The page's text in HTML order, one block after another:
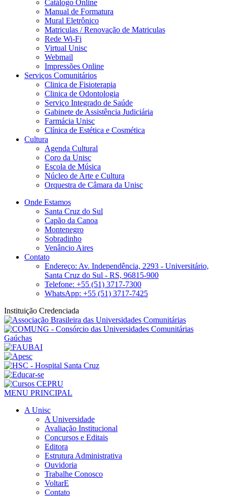
Catálogo Online
Manual de Formatura
Mural Eletrônico
Matriculas / Renovação de Matriculas
Rede Wi-Fi
Virtual Unisc
Webmail
Impressões Online
Serviços Comunitários
Clinica de Fisioterapia
Clinica de Odontologia
Serviço Integrado de Saúde
Gabinete de Assistência Judiciária
Farmácia Unisc
Clínica de Estética e Cosmética
Cultura
Agenda Cultural
Coro da Unisc
Escola de Música
Núcleo de Arte e Cultura
Orquestra de Câmara da Unisc
Onde Estamos
Santa Cruz do Sul
Capão da Canoa
Montenegro
Sobradinho
Venâncio Aires
Contato
Endereço: Av. Independência, 2293 - Universitário,
Santa Cruz do Sul - RS, 96815-900
Telefone: +55 (51) 3717-7300
WhatsApp: +55 (51) 3717-7425
Instituição Credenciada
MENU PRINCIPAL
A Unisc
A Universidade
Avaliação Institucional
Concursos e Editais
Editora
Estrutura Administrativa
Ouvidoria
Trabalhe Conosco
VoltarE
Contato